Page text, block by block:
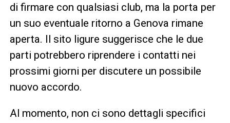
di firmare con qualsiasi club, ma la porta per
un suo eventuale ritorno a Genova rimane
aperta. Il sito ligure suggerisce che le due
parti potrebbero riprendere i contatti nei
prossimi giorni per discutere un possibile
nuovo accordo.
Al momento, non ci sono dettagli specifici